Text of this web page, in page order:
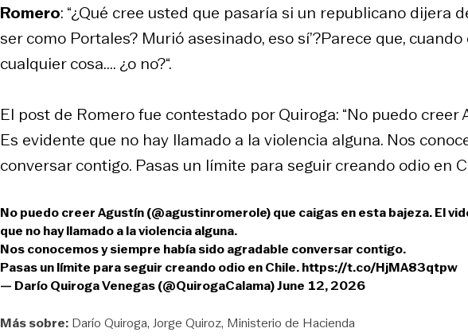
Romero: “¿Qué cree usted que pasaría si un republicano dijera
ser como Portales? Murió asesinado, eso sí’?Parece que,
cualquier cosa.... ¿o no?“.
El post de Romero fue contestado por Quiroga: “No puedo creer
Es evidente que no hay llamado a la violencia alguna. Nos
conversar contigo. Pasas un límite para seguir creando odio en
No puedo creer Agustín (@agustinromerole) que caigas en esta bajeza. El
que no hay llamado a la violencia alguna.
Nos conocemos y siempre había sido agradable conversar contigo.
Pasas un límite para seguir creando odio en Chile.https://t.co/HjMA83qtpw
— Darío Quiroga Venegas (@QuirogaCalama)June 12, 2026
Más sobre: Darío Quiroga Jorge Quiroz Ministerio de Hacienda